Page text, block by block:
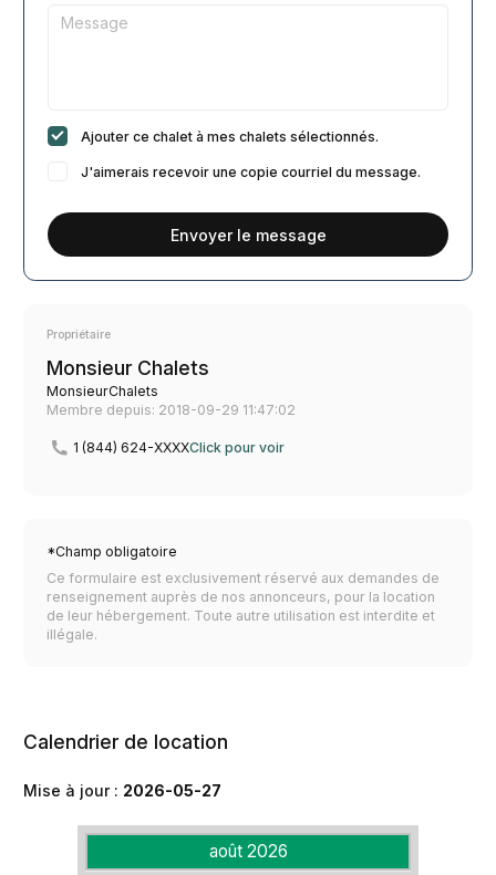
Propriétaire
Monsieur Chalets
MonsieurChalets
Membre depuis: 2018-09-29 11:47:02
1 (844) 624-XXXXClick pour voir
*Champ obligatoire
Ce formulaire est exclusivement réservé aux demandes de
renseignement auprès de nos annonceurs, pour la location
de leur hébergement. Toute autre utilisation est interdite et
illégale.
Ajouter ce chalet à mes chalets sélectionnés.
J'aimerais recevoir une copie courriel du message.
Envoyer le message
Calendrier de location
Mise à jour : 2026-05-27
août 2026